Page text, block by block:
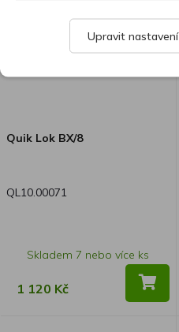
Quik Lok BX/8
QL10.00071
Skladem 7 nebo více ks
1 120 Kč
Upravit nastavení